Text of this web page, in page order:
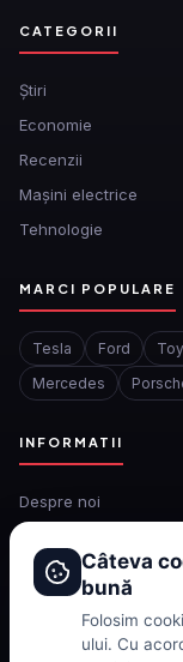
CATEGORII
Ştiri
Economie
Recenzii
Mașini electrice
Tehnologie
MARCI POPULARE
Tesla Ford
Mercedes
INFORMATII
Despre noi
Contact
Politica de cookies
Câteva
bună
Folosim
ului. Cu